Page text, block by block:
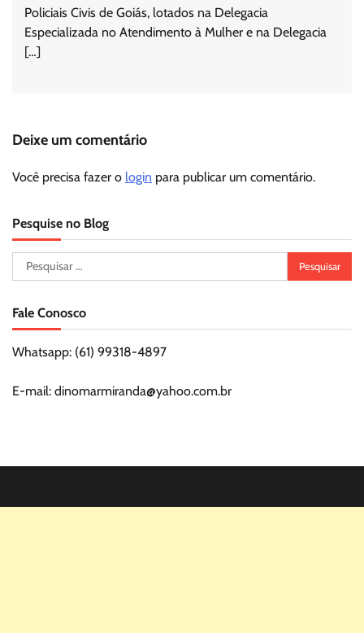
Policiais Civis de Goiás, lotados na Delegacia
Especializada no Atendimento à Mulher e na Delegacia
[…]
Deixe um comentário
Você precisa fazer o login para publicar um comentário.
Pesquise no Blog
Pesquisar
por:
Fale Conosco
Whatsapp: (61) 99318-4897
E-mail: dinomarmiranda@yahoo.com.br